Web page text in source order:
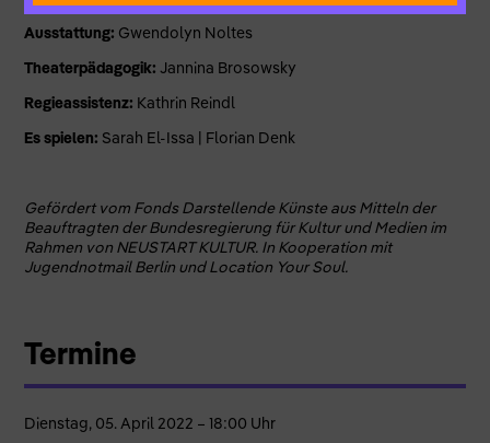
Ausstattung: Gwendolyn Noltes
Theaterpädagogik: Jannina Brosowsky
Regieassistenz: Kathrin Reindl
Es spielen: Sarah El-Issa | Florian Denk
Gefördert vom Fonds Darstellende Künste aus Mitteln der
Beauftragten der Bundesregierung für Kultur und Medien im
Rahmen von NEUSTART KULTUR. In Kooperation mit
Jugendnotmail Berlin und Location Your Soul.
Termine
Dienstag, 05. April 2022 – 18:00 Uhr